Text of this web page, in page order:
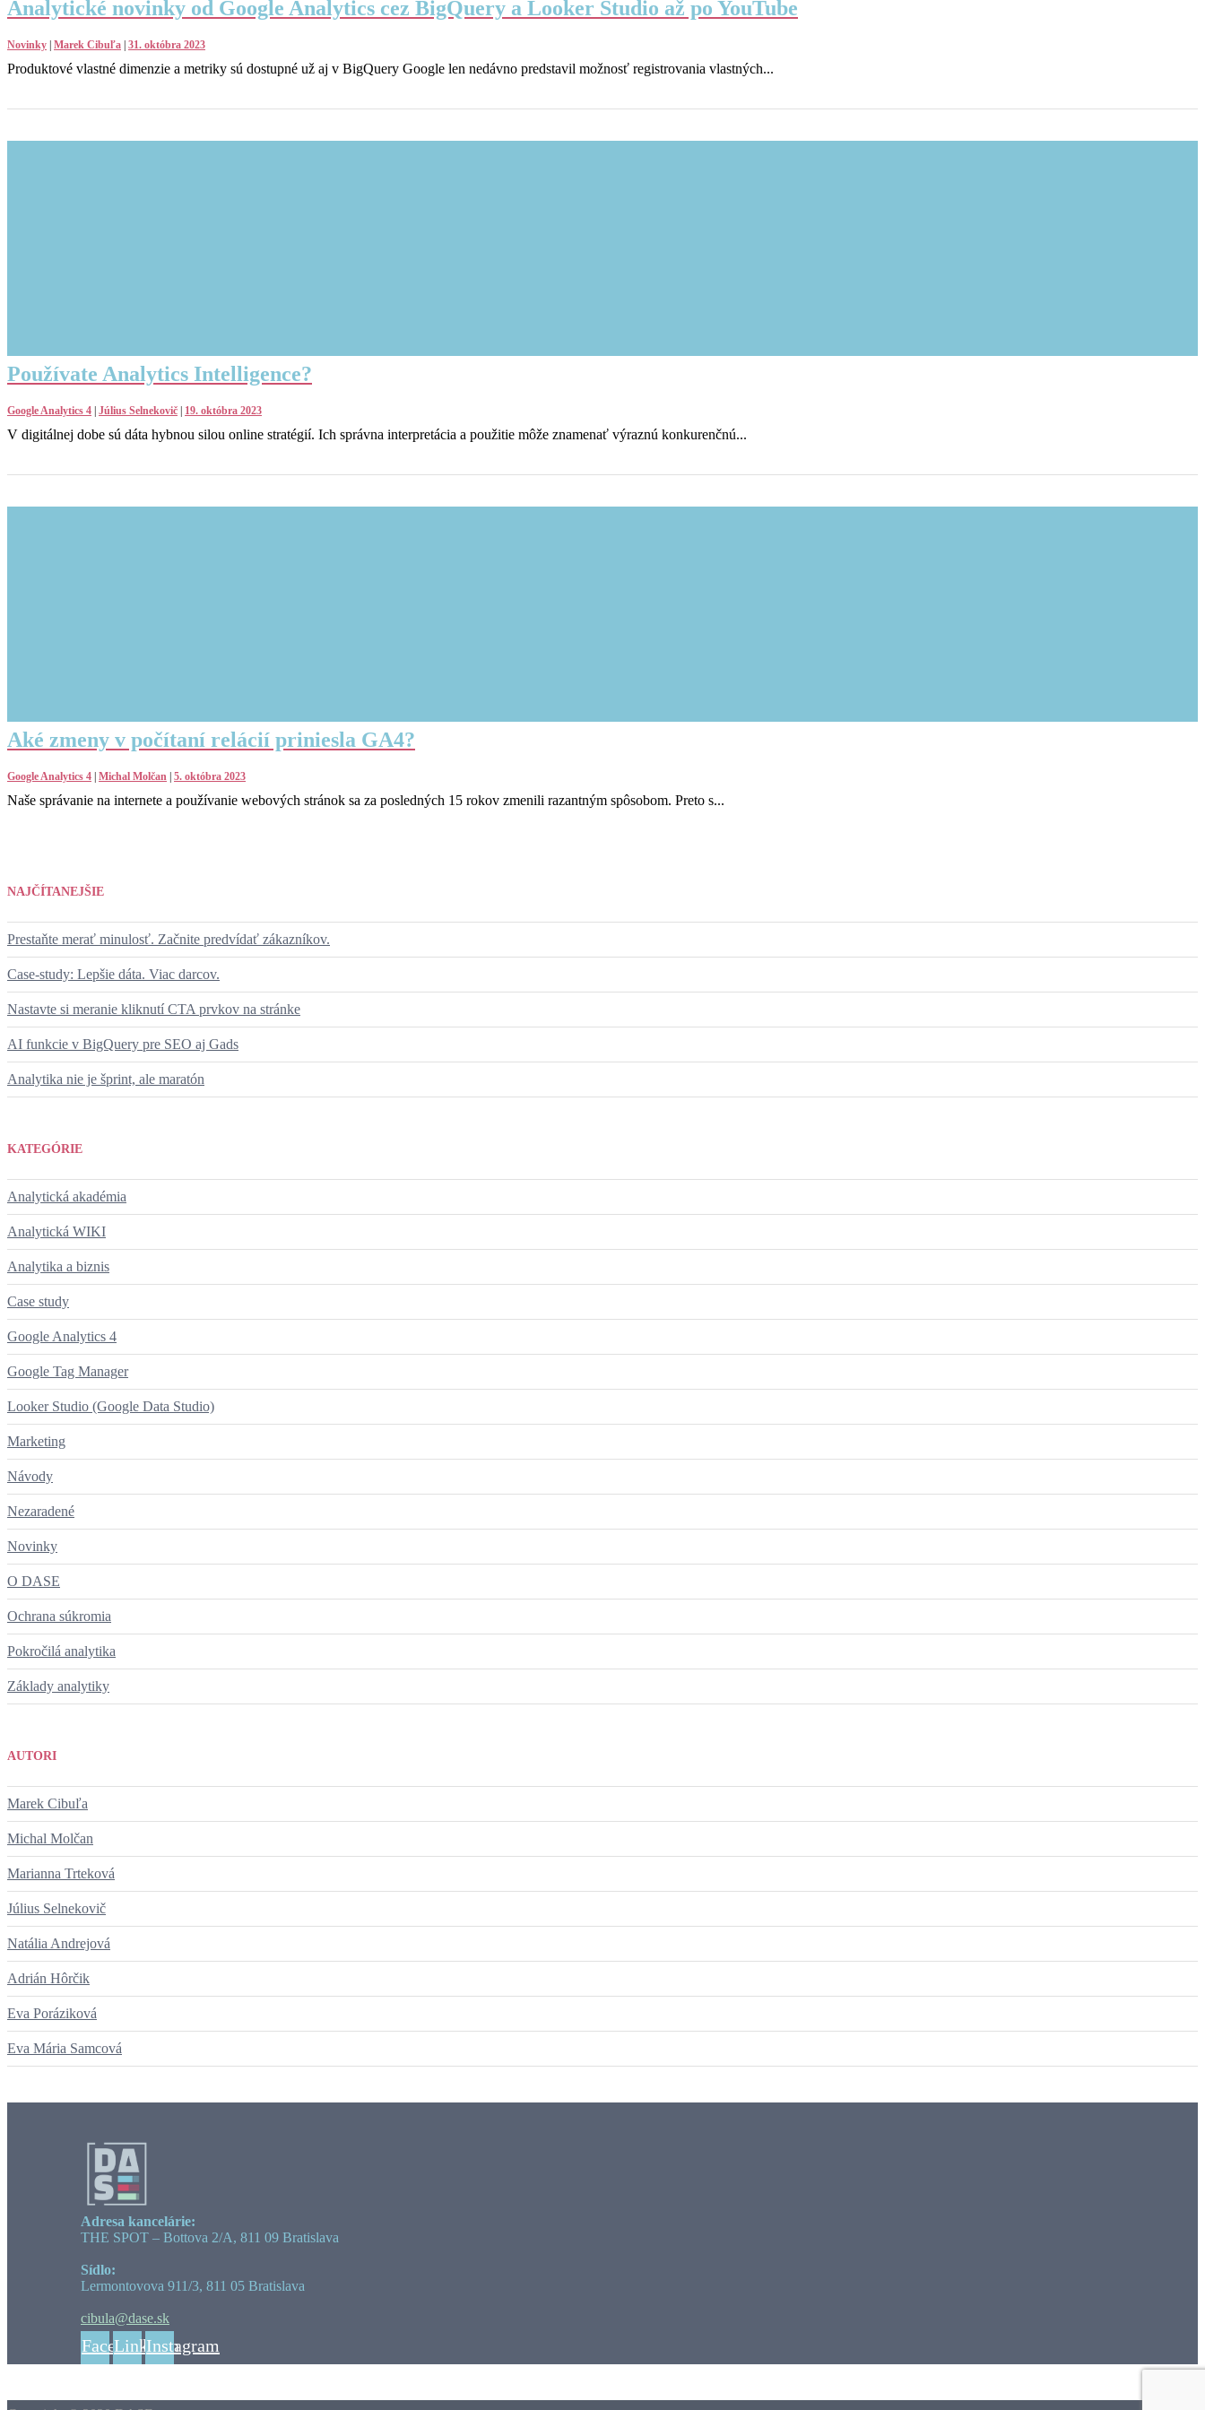
Analytické novinky od Google Analytics cez BigQuery a Looker Studio až po YouTube
Novinky Marek Cibuľa 31. októbra 2023
Produktové vlastné dimenzie a metriky sú dostupné už aj v BigQuery Google len nedávno predstavil možnosť registrovania vlastných...
Používate Analytics Intelligence?
Google Analytics 4 Július Selnekovič 19. októbra 2023
V digitálnej dobe sú dáta hybnou silou online stratégií. Ich správna interpretácia a použitie môže znamenať výraznú konkurenčnú...
Aké zmeny v počítaní relácií priniesla GA4?
Google Analytics 4 Michal Molčan 5. októbra 2023
Naše správanie na internete a používanie webových stránok sa za posledných 15 rokov zmenili razantným spôsobom. Preto s...
NAJČÍTANEJŠIE
Prestaňte merať minulosť. Začnite predvídať zákazníkov.
Case-study: Lepšie dáta. Viac darcov.
Nastavte si meranie kliknutí CTA prvkov na stránke
AI funkcie v BigQuery pre SEO aj Gads
Analytika nie je šprint, ale maratón
KATEGÓRIE
Analytická akadémia
Analytická WIKI
Analytika a biznis
Case study
Google Analytics 4
Google Tag Manager
Looker Studio (Google Data Studio)
Marketing
Návody
Nezaradené
Novinky
O DASE
Ochrana súkromia
Pokročilá analytika
Základy analytiky
AUTORI
Marek Cibuľa
Michal Molčan
Marianna Trteková
Július Selnekovič
Natália Andrejová
Adrián Hôrčik
Eva Poráziková
Eva Mária Samcová
Adresa kancelárie:
THE SPOT – Bottova 2/A, 811 09 Bratislava
Sídlo:
Lermontovova 911/3, 811 05 Bratislava
cibula@dase.sk
Facebook
LinkedinInstagram